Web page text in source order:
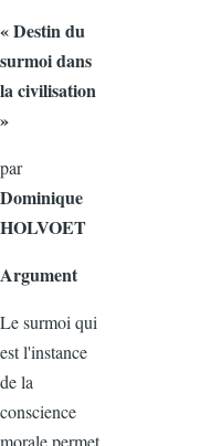
« Destin du
surmoi dans
la civilisation
»
par
Dominique
HOLVOET
Argument
Le surmoi qui
est l'instance
de la
conscience